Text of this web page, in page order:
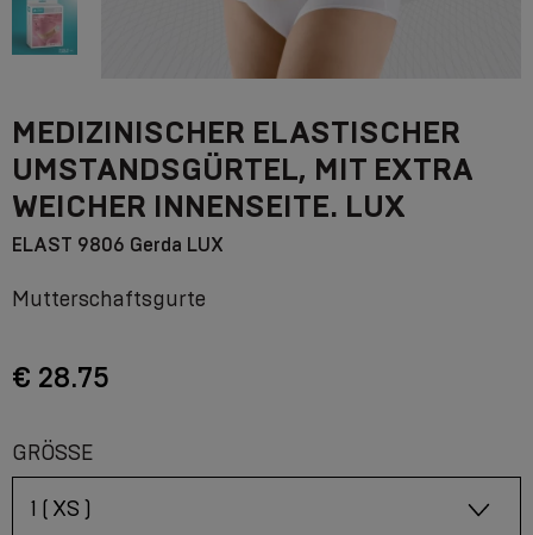
MEDIZINISCHER ELASTISCHER
UMSTANDSGÜRTEL, MIT EXTRA
WEICHER INNENSEITE. LUX
ELAST 9806 Gerda LUX
Mutterschaftsgurte
€ 28.75
GRÖSSE